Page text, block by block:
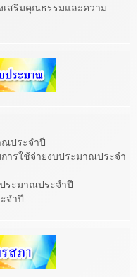
เสริมคุณธรรมและความ
ณประจำปี
ารใช้จ่ายงบประมาณประจำ
ระมาณประจำปี
จำปี